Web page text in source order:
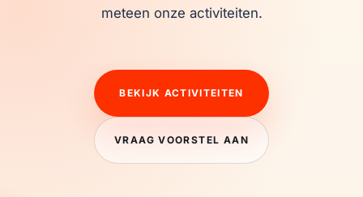
meteen onze activiteiten.
BEKIJK ACTIVITEITEN
VRAAG VOORSTEL AAN